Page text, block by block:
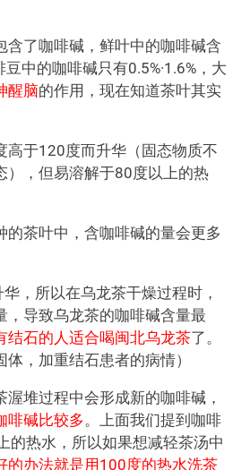
含了咖啡碱，鲜叶中的咖啡碱含
中的咖啡碱只有0.5%·1.6%，大
醒脑的作用，现在知道茶叶其实
高于120度而升华（固态物质不
），但易溶解于80度以上的热
的茶叶中，含咖啡碱的量会更多
，所以在乌龙茶干燥过程时，
，导致乌龙茶的咖啡碱含量最
结石的人适合喝闽北乌龙茶了。
体，加重结石患者的病情）
堆过程中会形成新的咖啡碱，
啡碱比较多。上面我们提到咖啡
的热水，所以如果想减轻茶汤中
的办法就是用100度的热水洗茶